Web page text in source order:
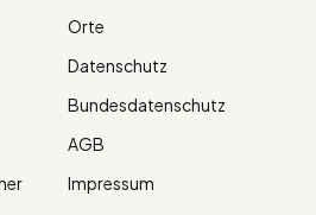
Orte
Datenschutz
Bundesdatenschutz
AGB
Impressum